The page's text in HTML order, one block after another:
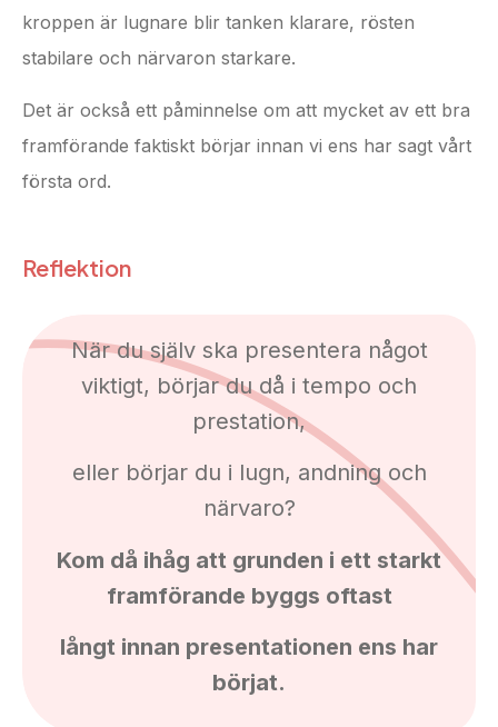
kroppen är lugnare blir tanken klarare, rösten
stabilare och närvaron starkare.
Det är också ett påminnelse om att mycket av ett bra
framförande faktiskt börjar innan vi ens har sagt vårt
första ord.
Reflektion
När du själv ska presentera något
viktigt, börjar du då i tempo och
prestation,
eller börjar du i lugn, andning och
närvaro?
Kom då ihåg att grunden i ett starkt
framförande byggs oftast
långt innan presentationen ens har
börjat.